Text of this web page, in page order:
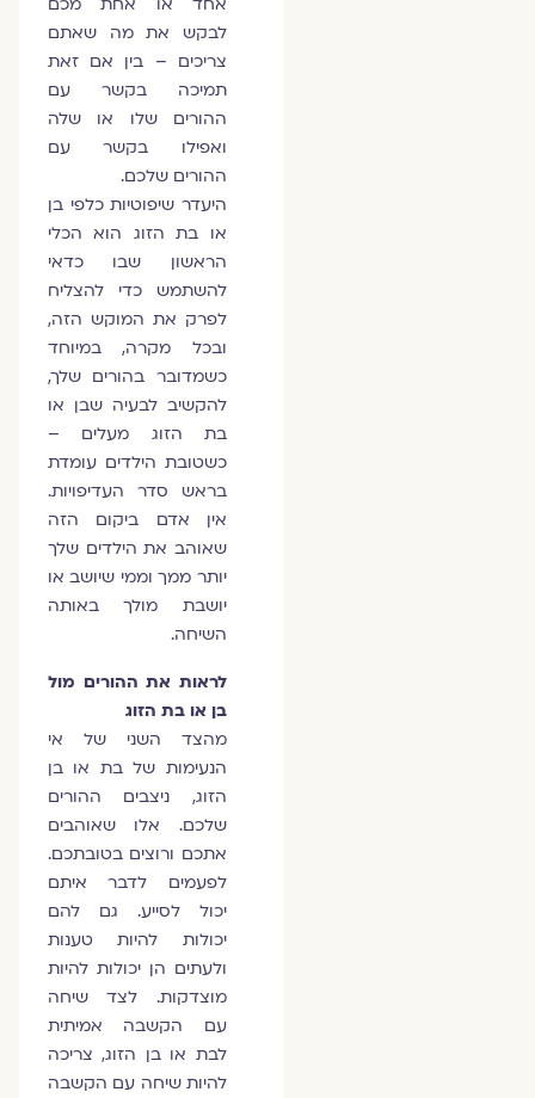
לבקש את מה שאתם
צריכים – בין אם זאת
תמיכה בקשר עם
ההורים שלו או שלה
ואפילו בקשר עם
ההורים שלכם.
היעדר שיפוטיות כלפי בן
או בת הזוג הוא הכלי
הראשון שבו כדאי
להשתמש כדי להצליח
לפרק את המוקש הזה,
ובכל מקרה, במיוחד
כשמדובר בהורים שלך,
להקשיב לבעיה שבן או
בת הזוג מעלים –
כשטובת הילדים עומדת
בראש סדר העדיפויות.
אין אדם ביקום הזה
שאוהב את הילדים שלך
יותר ממך וממי שיושב או
יושבת מולך באותה
השיחה.
לראות את ההורים מול
בן או בת הזוג
מהצד השני של אי
הנעימות של בת או בן
הזוג, ניצבים ההורים
שלכם. אלו שאוהבים
אתכם ורוצים בטובתכם.
לפעמים לדבר איתם
יכול לסייע. גם להם
יכולות להיות טענות
ולעתים הן יכולות להיות
מוצדקות. לצד שיחה
עם הקשבה אמיתית
לבת או בן הזוג, צריכה
להיות שיחה עם הקשבה